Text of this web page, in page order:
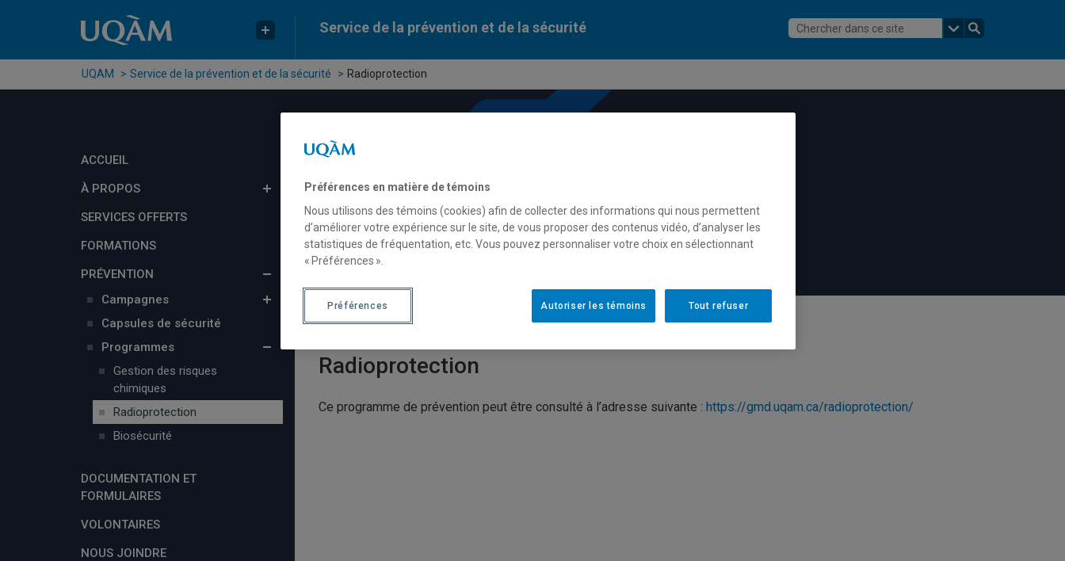
Service de la prévention et de la sécurité
UQAM Service de la prévention et de la sécurité Radioprotection
ACCUEIL
À PROPOS
SERVICES OFFERTS
FORMATIONS
PRÉVENTION
Campagnes
Capsules de sécurité
Programmes
Gestion des risques
chimiques
Radioprotection
Biosécurité
DOCUMENTATION ET
FORMULAIRES
VOLONTAIRES
NOUS JOINDRE
Radioprotection
Ce programme de prévention peut être consulté à l’adresse suivante : https://gmd.uqam.ca/radioprotection/
Préférences en matière de témoins
Nous utilisons des témoins (cookies) afin de collecter des informations qui nous permettent
d’améliorer votre expérience sur le site, de vous proposer des contenus vidéo, d’analyser les
statistiques de fréquentation, etc. Vous pouvez personnaliser votre choix en sélectionnant
« Préférences ».
Tout refuser
Autoriser les témoins
Préférences